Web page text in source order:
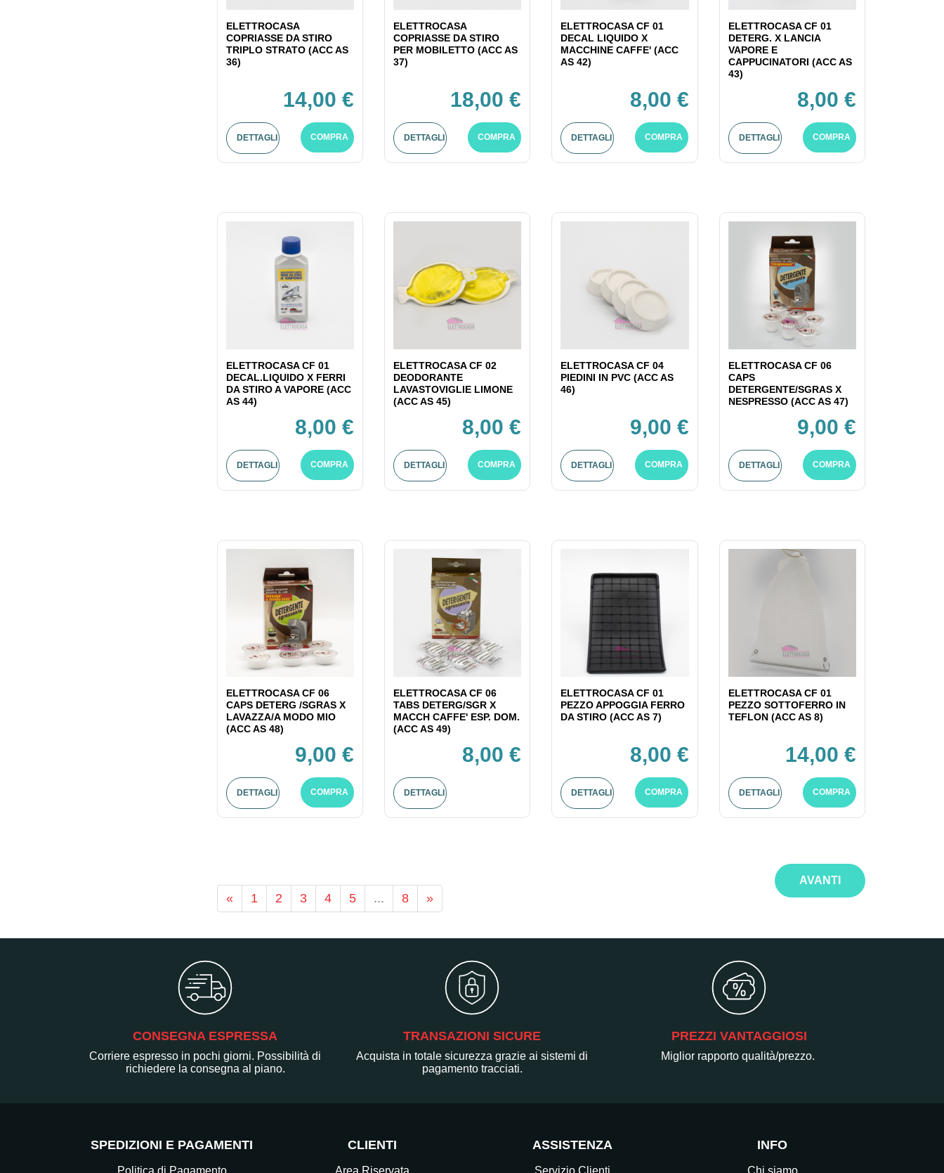
ELETTROCASA
COPRIASSE DA STIRO
TRIPLO STRATO (ACC AS
36)
14,00 €
DETTAGLI COMPRA
ELETTROCASA
COPRIASSE DA STIRO
PER MOBILETTO (ACC AS
37)
18,00 €
DETTAGLI COMPRA
ELETTROCASA CF 01
DECAL LIQUIDO X
MACCHINE CAFFE' (ACC
AS 42)
8,00 €
DETTAGLI COMPRA
ELETTROCASA CF 01
DETERG. X LANCIA
VAPORE E
CAPPUCINATORI (ACC AS
43)
8,00 €
DETTAGLI COMPRA
ELETTROCASA CF 01
DECAL.LIQUIDO X FERRI
DA STIRO A VAPORE (ACC
AS 44)
8,00 €
DETTAGLI COMPRA
ELETTROCASA CF 02
DEODORANTE
LAVASTOVIGLIE LIMONE
(ACC AS 45)
8,00 €
DETTAGLI COMPRA
ELETTROCASA CF 04
PIEDINI IN PVC (ACC AS
46)
9,00 €
DETTAGLI COMPRA
ELETTROCASA CF 06
CAPS
DETERGENTE/SGRAS X
NESPRESSO (ACC AS 47)
9,00 €
DETTAGLI COMPRA
ELETTROCASA CF 06
CAPS DETERG /SGRAS X
LAVAZZA/A MODO MIO
(ACC AS 48)
9,00 €
DETTAGLI COMPRA
ELETTROCASA CF 06
TABS DETERG/SGR X
MACCH CAFFE' ESP. DOM.
(ACC AS 49)
8,00 €
DETTAGLI
ELETTROCASA CF 01
PEZZO APPOGGIA FERRO
DA STIRO (ACC AS 7)
8,00 €
DETTAGLI COMPRA
ELETTROCASA CF 01
PEZZO SOTTOFERRO IN
TEFLON (ACC AS 8)
14,00 €
DETTAGLI COMPRA
« 1 2 3 4 5 ... 8 »
AVANTI
CONSEGNA ESPRESSA
Corriere espresso in pochi giorni. Possibilità di
richiedere la consegna al piano.
TRANSAZIONI SICURE
Acquista in totale sicurezza grazie ai sistemi di
pagamento tracciati.
PREZZI VANTAGGIOSI
Miglior rapporto qualità/prezzo.
SPEDIZIONI E PAGAMENTI
Politica di Pagamento
CLIENTI
Area Riservata
ASSISTENZA
Servizio Clienti
INFO
Chi siamo